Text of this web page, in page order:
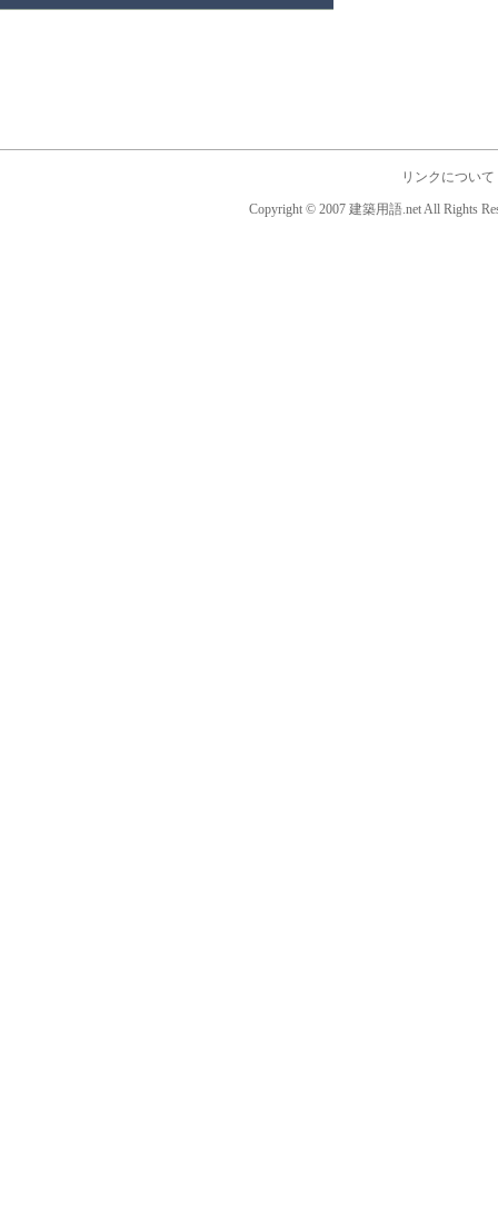
リンクについて
Copyright © 2007 建築用語.net All Rights